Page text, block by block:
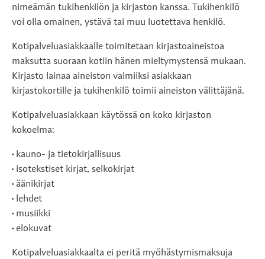
nimeämän tukihenkilön ja kirjaston kanssa. Tukihenkilö
voi olla omainen, ystävä tai muu luotettava henkilö.
Kotipalveluasiakkaalle toimitetaan kirjastoaineistoa
maksutta suoraan kotiin hänen mieltymystensä mukaan.
Kirjasto lainaa aineiston valmiiksi asiakkaan
kirjastokortille ja tukihenkilö toimii aineiston välittäjänä.
Kotipalveluasiakkaan käytössä on koko kirjaston
kokoelma:
• kauno- ja tietokirjallisuus
• isotekstiset kirjat, selkokirjat
• äänikirjat
• lehdet
• musiikki
• elokuvat
Kotipalveluasiakkaalta ei peritä myöhästymismaksuja